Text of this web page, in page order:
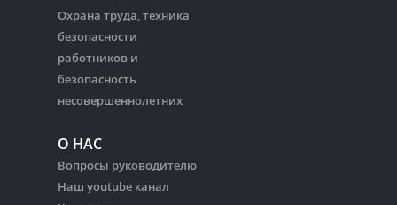
Охрана труда, техника
безопасности
работников и
безопасность
несовершеннолетних
О НАС
Вопросы руководителю
Наш youtube канал